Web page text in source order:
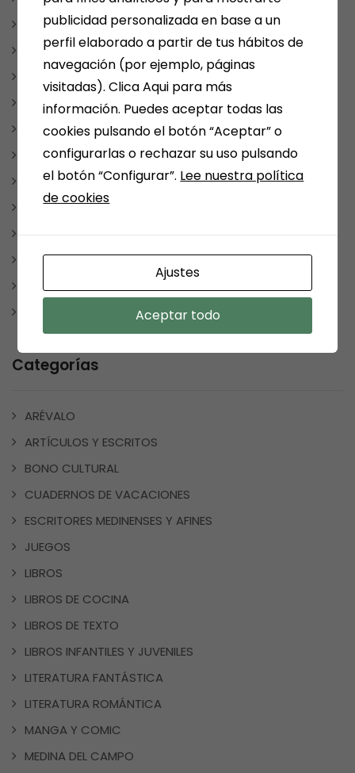
diciembre 2023
noviembre 2023
octubre 2023
septiembre 2023
agosto 2023
julio 2023
junio 2023
mayo 2023
abril 2023
enero 2023
diciembre 2022
Categorías
ARÉVALO
ARTÍCULOS Y ESCRITOS
BONO CULTURAL
CUADERNOS DE VACACIONES
ESCRITORES MEDINENSES Y AFINES
JUEGOS
LIBROS
LIBROS DE COCINA
LIBROS DE TEXTO
LIBROS INFANTILES Y JUVENILES
LITERATURA FANTÁSTICA
LITERATURA ROMÁNTICA
MANGA Y COMIC
MEDINA DEL CAMPO
publicidad personalizada en base a un
perfil elaborado a partir de tus hábitos de
navegación (por ejemplo, páginas
visitadas). Clica Aqui para más
información. Puedes aceptar todas las
cookies pulsando el botón “Aceptar” o
configurarlas o rechazar su uso pulsando
el botón “Configurar”. Lee nuestra política
de cookies
Ajustes
Aceptar todo